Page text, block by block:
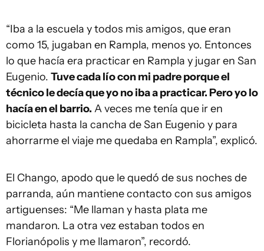
“Iba a la escuela y todos mis amigos, que eran
como 15, jugaban en Rampla, menos yo. Entonces
lo que hacía era practicar en Rampla y jugar en San
Eugenio. Tuve cada lío con mi padre porque el
técnico le decía que yo no iba a practicar. Pero yo lo
hacía en el barrio. A veces me tenía que ir en
bicicleta hasta la cancha de San Eugenio y para
ahorrarme el viaje me quedaba en Rampla”, explicó.
El Chango, apodo que le quedó de sus noches de
parranda, aún mantiene contacto con sus amigos
artiguenses: “Me llaman y hasta plata me
mandaron. La otra vez estaban todos en
Florianópolis y me llamaron”, recordó.